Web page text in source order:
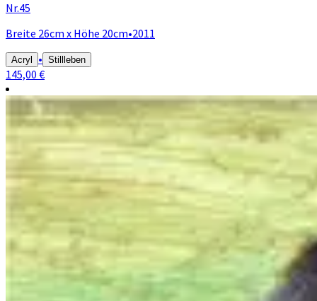
Nr.45
Breite 26cm x Höhe 20cm•2011
Acryl • Stillleben
145,00 €